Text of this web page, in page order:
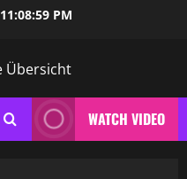
11:08:59 PM
WATCH VIDEO